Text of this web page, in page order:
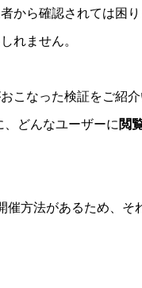
から確認されては困
れません。
こなった検証をご紹
どんなユーザーに閲
方法があるため、そ